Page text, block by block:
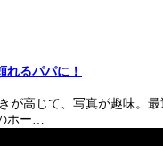
るパパに！
が高じて、写真が趣味。
ホー…